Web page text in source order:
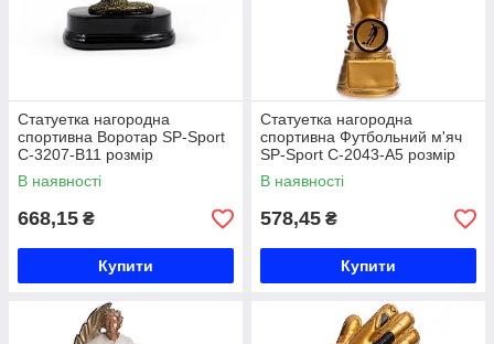
Статуетка нагородна
спортивна Воротар SP-Sport
C-3207-B11 розмір
12х21х7см Код C-3207-B11
В наявності
668,15 ₴
Купити
Статуетка нагородна
спортивна Футбольний м'яч
SP-Sport C-2043-A5 розмір
19х7х6см золото Код C-2043-
A5
В наявності
578,45 ₴
Купити